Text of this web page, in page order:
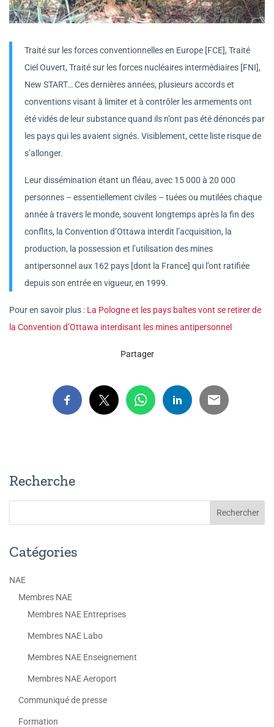
Traité sur les forces conventionnelles en Europe [FCE], Traité
Ciel Ouvert, Traité sur les forces nucléaires intermédiaires [FNI],
New START… Ces dernières années, plusieurs accords et
conventions visant à limiter et à contrôler les armements ont
été vidés de leur substance quand ils n’ont pas été dénoncés par
les pays qui les avaient signés. Visiblement, cette liste risque de
s’allonger.
Leur dissémination étant un fléau, avec 15 000 à 20 000
personnes – essentiellement civiles – tuées ou mutilées chaque
année à travers le monde, souvent longtemps après la fin des
conflits, la Convention d’Ottawa interdit l’acquisition, la
production, la possession et l’utilisation des mines
antipersonnel aux 162 pays [dont la France] qui l’ont ratifiée
depuis son entrée en vigueur, en 1999.
Pour en savoir plus : La Pologne et les pays baltes vont se retirer de
la Convention d’Ottawa interdisant les mines antipersonnel
Partager
Recherche
Catégories
NAE
Membres NAE
Membres NAE Entreprises
Membres NAE Labo
Membres NAE Enseignement
Membres NAE Aeroport
Communiqué de presse
Formation